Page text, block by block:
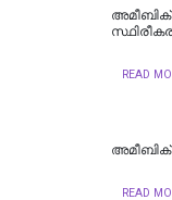
READ
അമീബിക്
READ